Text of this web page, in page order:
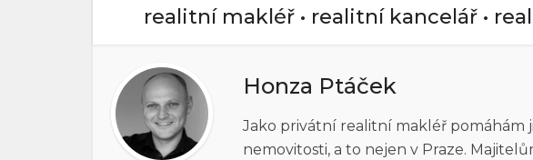
realitní makléř • realitní kancelář •
Honza Ptáček
Jako privátní realitní makléř pomáhám
nemovitosti, a to nejen v Praze.